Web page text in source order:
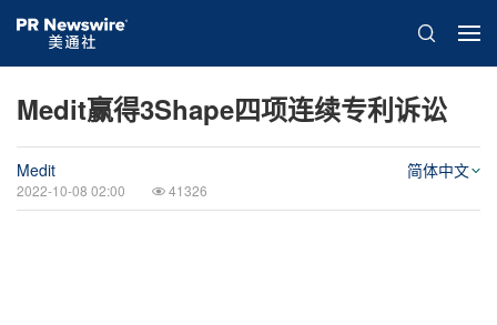
Medit赢得3Shape四项连续专利诉讼
Medit
2022-10-08 02:00 41326
简体中文